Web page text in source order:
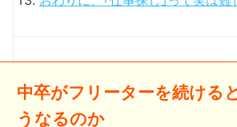
中卒がフリーターを続ける
うなるのか